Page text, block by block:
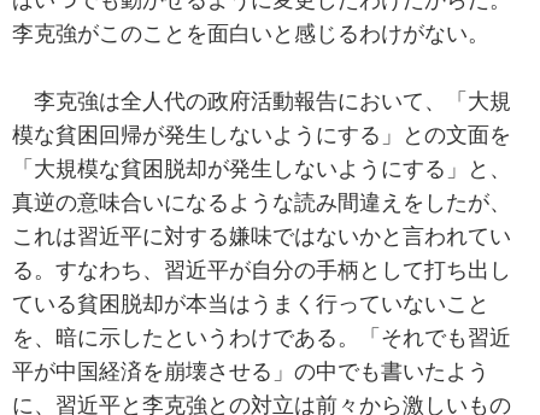
李克強がこのことを面白いと感じるわけがない。
李克強は全人代の政府活動報告において、「大規
模な貧困回帰が発生しないようにする」との文面を
「大規模な貧困脱却が発生しないようにする」と、
真逆の意味合いになるような読み間違えをしたが、
これは習近平に対する嫌味ではないかと言われてい
る。すなわち、習近平が自分の手柄として打ち出し
ている貧困脱却が本当はうまく行っていないこと
を、暗に示したというわけである。「それでも習近
平が中国経済を崩壊させる」の中でも書いたよう
に、習近平と李克強との対立は前々から激しいもの